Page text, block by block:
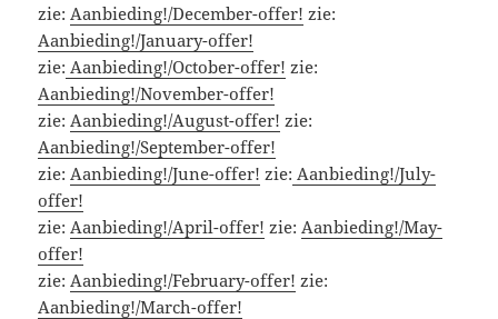
zie: Aanbieding!/December-offer! zie:
Aanbieding!/January-offer!
zie: Aanbieding!/October-offer! zie:
Aanbieding!/November-offer!
zie: Aanbieding!/August-offer! zie:
Aanbieding!/September-offer!
zie: Aanbieding!/June-offer! zie: Aanbieding!/July-
offer!
zie: Aanbieding!/April-offer! zie: Aanbieding!/May-
offer!
zie: Aanbieding!/February-offer! zie:
Aanbieding!/March-offer!